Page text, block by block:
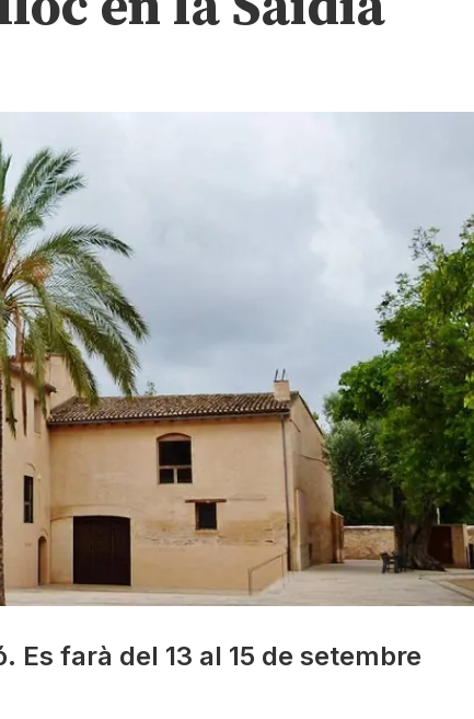
Es farà del 13 al 15 de setembre